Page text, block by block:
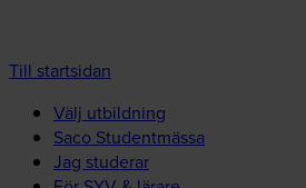
Till startsidan
Välj utbildning
Saco Studentmässa
Jag studerar